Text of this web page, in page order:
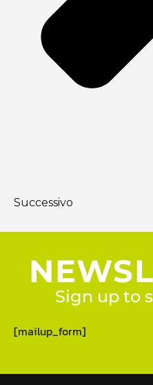
Successivo
Sign up to
[mailup_form]